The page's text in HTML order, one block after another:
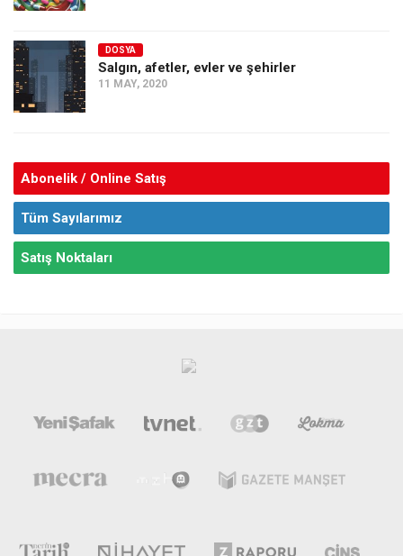
DOSYA
Salgın, afetler, evler ve şehirler
11 MAY, 2020
Abonelik / Online Satış
Tüm Sayılarımız
Satış Noktaları